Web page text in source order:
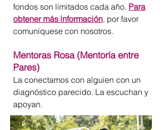
fondos son limitados cada año. Para
obtener más información, por favor
comuníquese con nosotros.
Mentoras Rosa (Mentoría entre
Pares)
La conectamos con alguien con un
diagnóstico parecido. La escuchan y
apoyan.